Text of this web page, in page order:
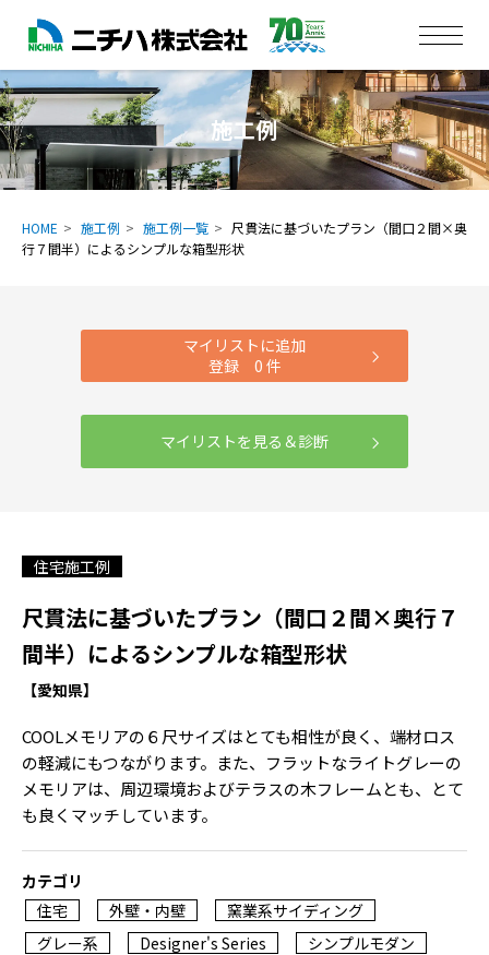
施工例
HOME 施工例 施工例一覧
尺貫法に基づいたプラン（間口２間×奥
行７間半）によるシンプルな箱型形状
マイリストに追加
登録 0 件
マイリストを見る＆診断
住宅施工例
尺貫法に基づいたプラン（間口２間×奥行７
間半）によるシンプルな箱型形状
【愛知県】
COOLメモリアの６尺サイズはとても相性が良く、端材ロス
の軽減にもつながります。また、フラットなライトグレーの
メモリアは、周辺環境およびテラスの木フレームとも、とて
も良くマッチしています。
カテゴリ
住宅
外壁・内壁
窯業系サイディング
グレー系
Designer's Series
シンプルモダン